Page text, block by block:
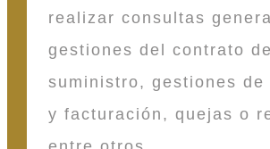
realizar consultas
gestiones del contrato de
suministro, gestiones de
y facturación, quejas o